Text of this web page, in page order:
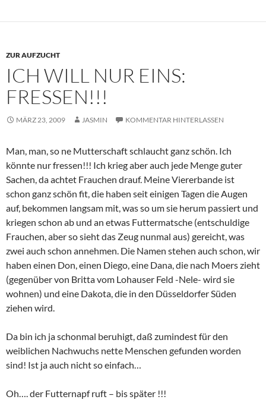
ZUR AUFZUCHT
ICH WILL NUR EINS:
FRESSEN!!!
MÄRZ 23, 2009 JASMIN KOMMENTAR HINTERLASSEN
Man, man, so ne Mutterschaft schlaucht ganz schön. Ich
könnte nur fressen!!! Ich krieg aber auch jede Menge guter
Sachen, da achtet Frauchen drauf. Meine Viererbande ist
schon ganz schön fit, die haben seit einigen Tagen die Augen
auf, bekommen langsam mit, was so um sie herum passiert und
kriegen schon ab und an etwas Futtermatsche (entschuldige
Frauchen, aber so sieht das Zeug nunmal aus) gereicht, was
zwei auch schon annehmen. Die Namen stehen auch schon, wir
haben einen Don, einen Diego, eine Dana, die nach Moers zieht
(gegenüber von Britta vom Lohauser Feld -Nele- wird sie
wohnen) und eine Dakota, die in den Düsseldorfer Süden
ziehen wird.
Da bin ich ja schonmal beruhigt, daß zumindest für den
weiblichen Nachwuchs nette Menschen gefunden worden
sind! Ist ja auch nicht so einfach…
Oh…. der Futternapf ruft – bis später !!!